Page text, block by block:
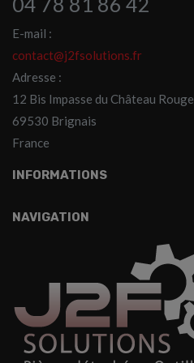
E-mail :
contact@j2fsolutions.fr
Adresse :
12 Bis Impasse du Château Rouge
69530 Brignais
France
INFORMATIONS
NAVIGATION